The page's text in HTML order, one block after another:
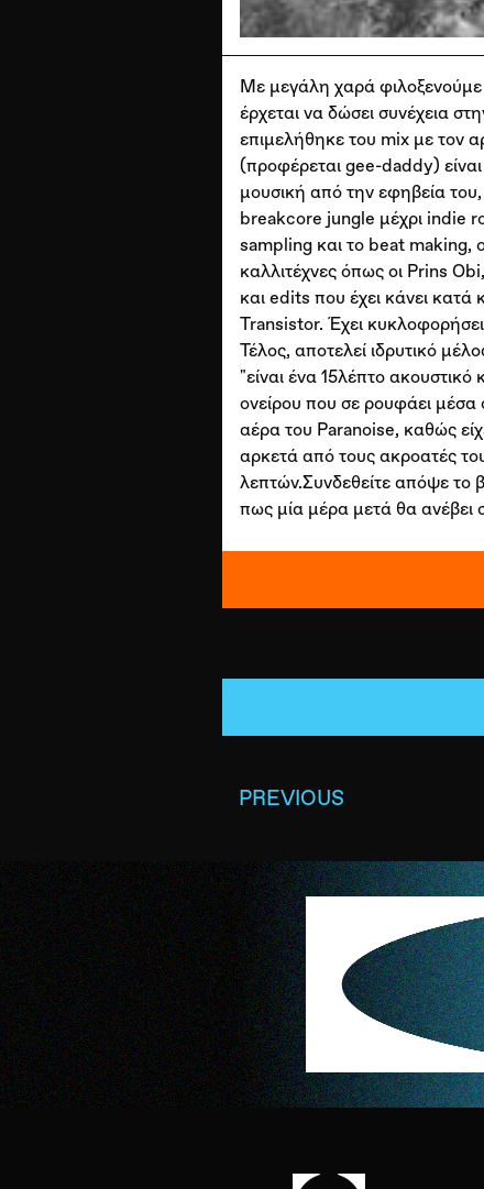
Με μεγάλη χαρά φιλοξενούμε
έρχεται να δώσει συνέχεια
επιμελήθηκε του mix με τον
(προφέρεται gee-daddy)
μουσική από την εφηβεία
breakcore jungle μέχρι indie
sampling και το beat making,
καλλιτέχνες όπως οι Prins
και edits που έχει κάνει
Transistor. Έχει
Τέλος, αποτελεί ιδρυτικό
"είναι ένα 15λέπτο
ονείρου που σε ρουφάει μέσα
αέρα του Paranoise, καθώς
αρκετά από τους ακροατές
λεπτών.Συνδεθείτε απόψε το
πως μία μέρα μετά θα
PREVIOUS